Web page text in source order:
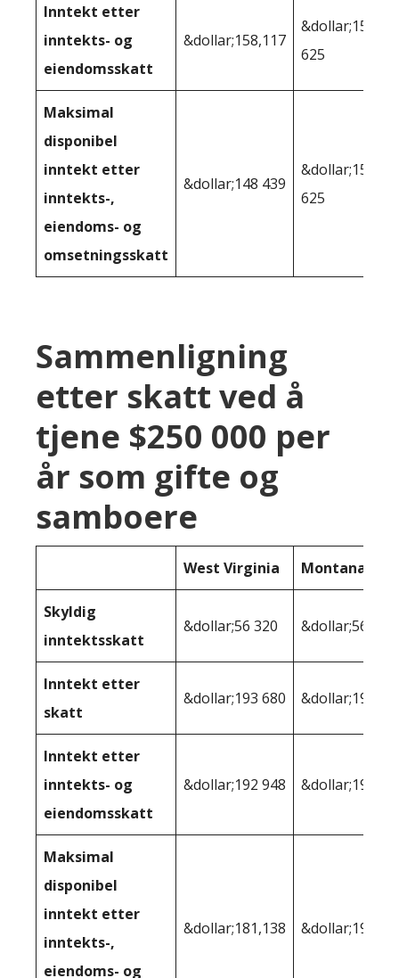
Inntekt etter
inntekts- og
eiendomsskatt
&dollar;158,117
&dollar;155
625
Maksimal
disponibel
inntekt etter
inntekts-,
eiendoms- og
omsetningsskatt
&dollar;148 439
&dollar;155
625
Sammenligning
etter skatt ved å
tjene $250 000 per
år som gifte og
samboere
West Virginia Montana
Skyldig
inntektsskatt
&dollar;56 320 &dollar;56 758
Inntekt etter
skatt
&dollar;193 680
Inntekt etter
inntekts- og
eiendomsskatt
&dollar;192 948 &dollar;190
Maksimal
disponibel
inntekt etter
inntekts-,
eiendoms- og
&dollar;181,138 &dollar;190